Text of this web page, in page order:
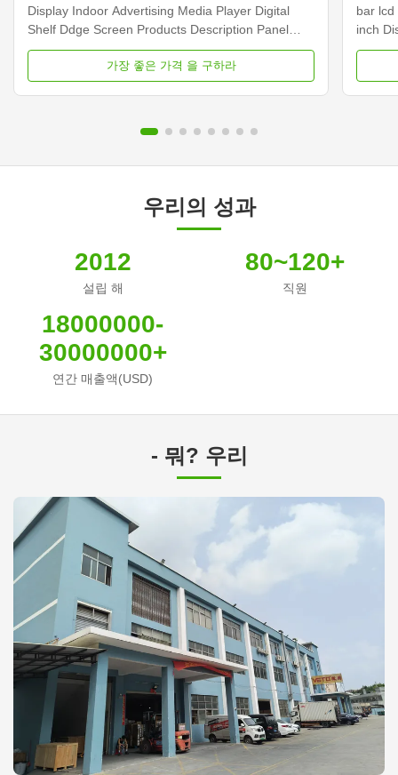
Display Indoor Advertising Media Player Digital
Shelf Ddge Screen Products Description Panel
type 23.1 inch LCD screen Installation Wall mount
Display dimension 585.6mm *48.19mm Display
Color 16.7M Backlight LED backlight Operation
가장 좋은 가격 을 구하라
bar lcd
inch
우리의 성과
2012
설립 해
80~120+
직원
18000000-
30000000+
연간 매출액(USD)
- 뭐? 우리